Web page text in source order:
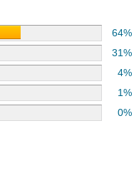
64%
31%
4%
1%
0%